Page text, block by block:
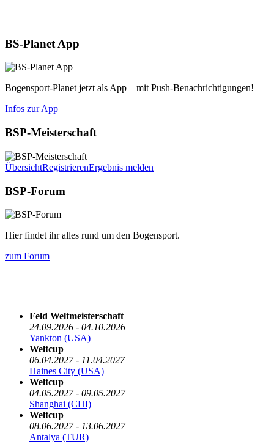
BS-Planet App
Bogensport-Planet jetzt als App – mit Push-Benachrichtigungen!
Infos zur App
BSP-Meisterschaft
ÜbersichtRegistrierenErgebnis melden
BSP-Forum
Hier findet ihr alles rund um den Bogensport.
zum Forum
Feld Weltmeisterschaft
24.09.2026 - 04.10.2026
Yankton (USA)
Weltcup
06.04.2027 - 11.04.2027
Haines City (USA)
Weltcup
04.05.2027 - 09.05.2027
Shanghai (CHI)
Weltcup
08.06.2027 - 13.06.2027
Antalya (TUR)